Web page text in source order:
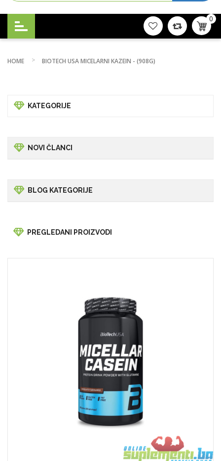
0
HOME BIOTECH USA MICELARNI KAZEIN - (908G)
KATEGORIJE
NOVI ČLANCI
BLOG KATEGORIJE
PREGLEDANI PROIZVODI